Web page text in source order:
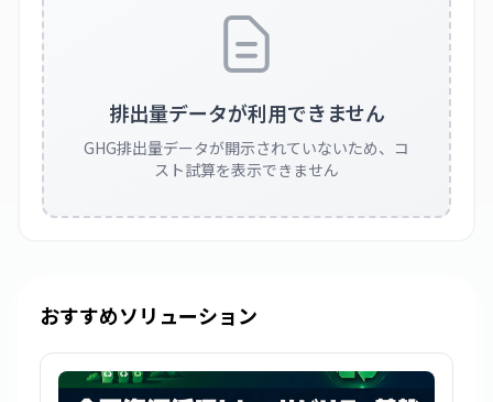
排出量データが利用できません
GHG排出量データが開示されていないため、コ
スト試算を表示できません
おすすめソリューション